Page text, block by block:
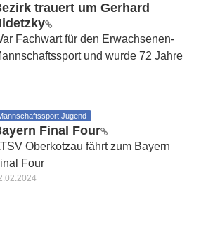
trauert um Gerhard
Fachwart für den Erwachsenen-
und wurde 72 Jahre
Jugend
Final Four
Oberkotzau fährt zum Bayern
Four